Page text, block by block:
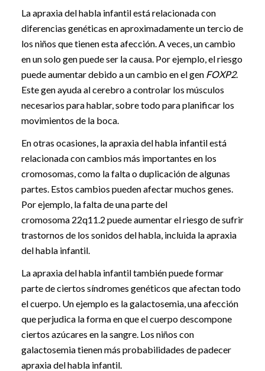
La apraxia del habla infantil está relacionada con
diferencias genéticas en aproximadamente un tercio de
los niños que tienen esta afección. A veces, un cambio
en un solo gen puede ser la causa. Por ejemplo, el riesgo
puede aumentar debido a un cambio en el gen FOXP2.
Este gen ayuda al cerebro a controlar los músculos
necesarios para hablar, sobre todo para planificar los
movimientos de la boca.
En otras ocasiones, la apraxia del habla infantil está
relacionada con cambios más importantes en los
cromosomas, como la falta o duplicación de algunas
partes. Estos cambios pueden afectar muchos genes.
Por ejemplo, la falta de una parte del
cromosoma 22q11.2 puede aumentar el riesgo de sufrir
trastornos de los sonidos del habla, incluida la apraxia
del habla infantil.
La apraxia del habla infantil también puede formar
parte de ciertos síndromes genéticos que afectan todo
el cuerpo. Un ejemplo es la galactosemia, una afección
que perjudica la forma en que el cuerpo descompone
ciertos azúcares en la sangre. Los niños con
galactosemia tienen más probabilidades de padecer
apraxia del habla infantil.